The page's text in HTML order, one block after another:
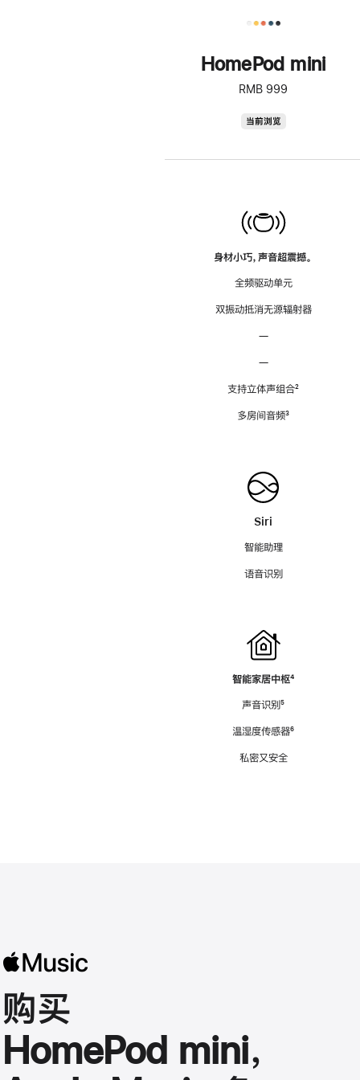
HomePod mini
RMB 999
当前浏览
身材小巧，声音超震撼。
全频驱动单元
双振动抵消无源辐射器
—
—
支持立体声组合脚
²
多房间音频脚
³
Siri
智能助理
语音识别
智能家居中枢脚
⁴
声音识别脚
⁵
温湿度传感器脚
⁶
私密又安全
购买
HomePod mini，